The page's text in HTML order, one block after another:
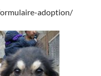
adoption/